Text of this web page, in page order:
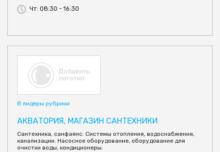
Чт: 08:30 - 16:30
В лидеры рубрики
АКВАТОРИЯ, МАГАЗИН САНТЕХНИКИ
Сантехника, санфаянс. Системы отопления, водоснабжения,
канализации. Насосное оборудование, оборудование для
очистки воды, кондиционеры.